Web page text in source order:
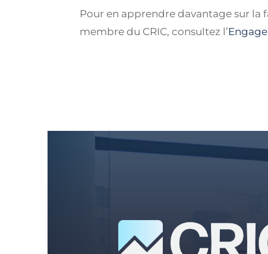
Pour en apprendre davantage sur la
membre du CRIC, consultez l’